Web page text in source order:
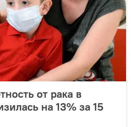
от рака в
на 13% за 15